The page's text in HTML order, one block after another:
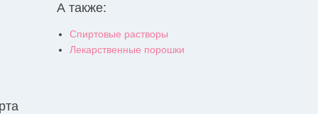
А также:
Спиртовые растворы
Лекарственные порошки